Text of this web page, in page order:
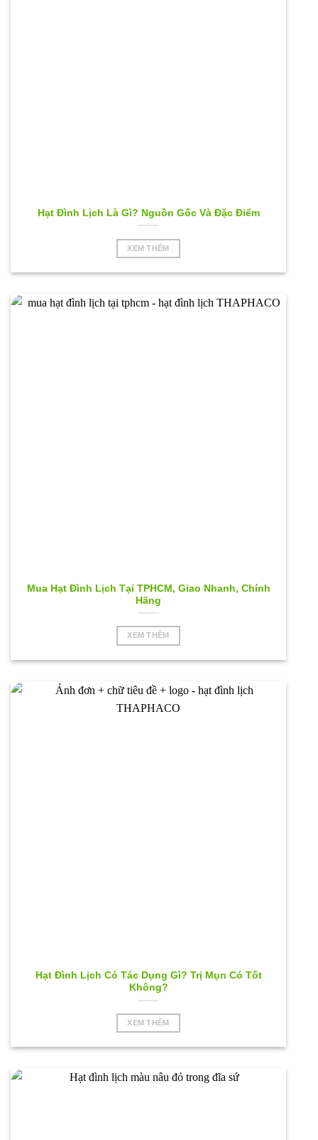
Hạt Đình Lịch Là Gì? Nguồn Gốc Và Đặc Điểm
XEM THÊM
Mua Hạt Đình Lịch Tại TPHCM, Giao Nhanh, Chính
Hãng
XEM THÊM
Hạt Đình Lịch Có Tác Dụng Gì? Trị Mụn Có Tốt
Không?
XEM THÊM